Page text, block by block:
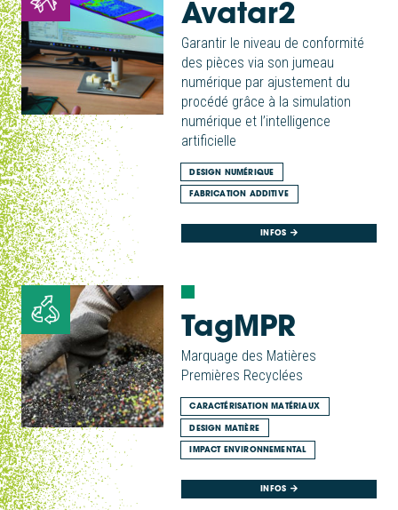
Avatar2
Garantir le niveau de conformité
des pièces via son jumeau
numérique par ajustement du
procédé grâce à la simulation
numérique et l’intelligence
artificielle
DESIGN NUMÉRIQUE
FABRICATION ADDITIVE
INFOS
TagMPR
Marquage des Matières
Premières Recyclées
CARACTÉRISATION MATÉRIAUX
DESIGN MATIÈRE
IMPACT ENVIRONNEMENTAL
INFOS